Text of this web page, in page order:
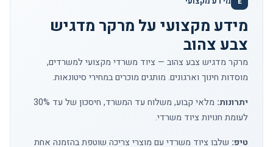
מידע מקצועי על מרקר מדגיש
צבע צהוב
מרקר מדגיש צבע צהוב — ציוד משרדי מקצועי למשרדים,
מוסדות חינוך וארגונים. מותגים מוכרים במחירי סיטונאות.
יתרונות:
מלאי קבוע, משלוח עד המשרד, חיסכון של עד 30%
לעומת חנויות ציוד משרדי.
טיפ: שלבו ציוד משרדי עם מוצרי צריכה שוטפת בהזמנה אחת